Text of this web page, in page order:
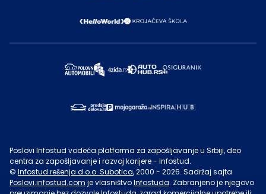
Poslovi Infostud vodeća platforma za zapošljavanje u Srbiji, deo
centra za zapošljavanje i razvoj karijere - Infostud.
© Infostud rešenja d.o.o. Subotica, 2000 - 2026. Sadržaj sajta
Poslovi.infostud.com je vlasništvoInfostuda. Zabranjeno je njegovo